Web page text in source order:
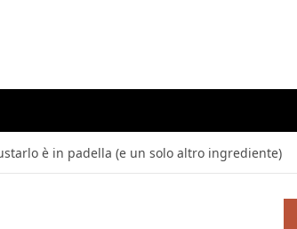
è in padella (e un solo altro ingrediente)